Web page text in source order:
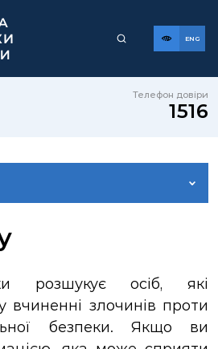
ENG
Телефон довіри
1516
розшукує осіб, які
вчиненні злочинів проти
безпеки. Якщо ви